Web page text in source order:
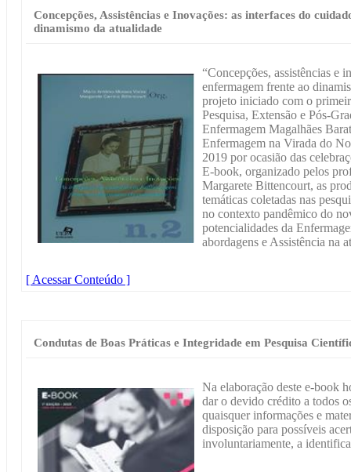
Concepções, Assistências e Inovações: as interfaces do
dinamismo da atualidade
“Concepções, assistências e
enfermagem frente ao
projeto iniciado com o
Pesquisa, Extensão e Pós-
Enfermagem Magalhães
Enfermagem na Virada do
2019 por ocasião das
E-book, organizado pelos
Margarete Bittencourt, as
temáticas coletadas nas
no contexto pandêmico do
potencialidades da
abordagens e Assistência na
[ Acessar Conteúdo ]
Condutas de Boas Práticas e Integridade em Pesquisa
Na elaboração deste e-book
dar o devido crédito a todos
quaisquer informações e
disposição para possíveis
involuntariamente, a